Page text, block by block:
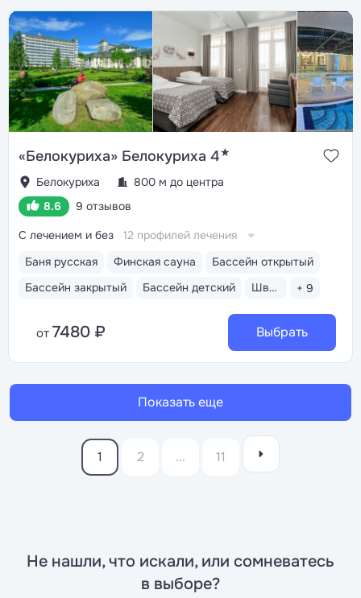
«Белокуриха» Белокуриха 4★
Белокуриха
800 м до центра
8.6
9 отзывов
Баня русская Финская сауна
Бассейн открытый
Бассейн закрытый
Бассейн детский Шведский стол + 9
С лечением и без 12 профилей лечения
от 7480 ₽ Выбрать
Показать еще
1 2 ... 11
Не нашли, что искали, или сомневатесь
в выборе?